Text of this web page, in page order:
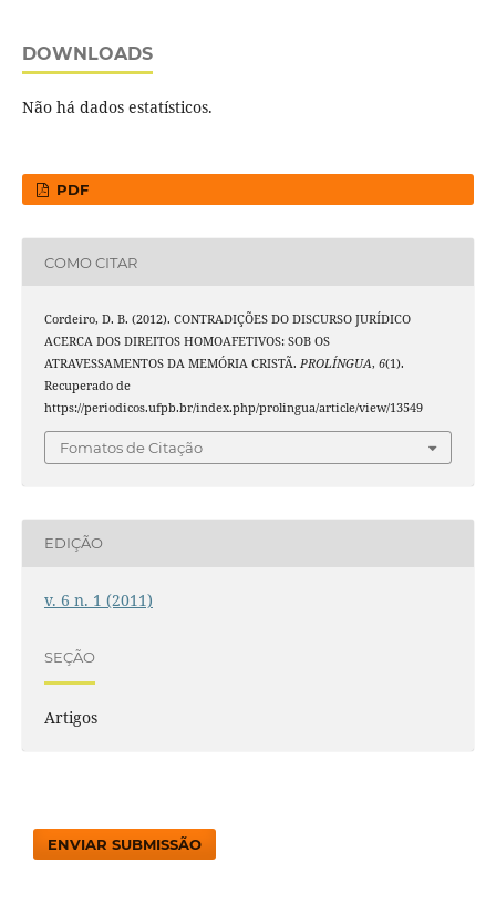
DOWNLOADS
Não há dados estatísticos.
PDF
COMO CITAR
Cordeiro, D. B. (2012). CONTRADIÇÕES DO DISCURSO JURÍDICO
ACERCA DOS DIREITOS HOMOAFETIVOS: SOB OS
ATRAVESSAMENTOS DA MEMÓRIA CRISTÃ. PROLÍNGUA, 6(1).
Recuperado de
https://periodicos.ufpb.br/index.php/prolingua/article/view/13549
Fomatos de Citação
EDIÇÃO
v. 6 n. 1 (2011)
SEÇÃO
Artigos
ENVIAR SUBMISSÃO